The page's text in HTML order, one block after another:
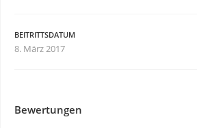
BEITRITTSDATUM
8. März 2017
Bewertungen